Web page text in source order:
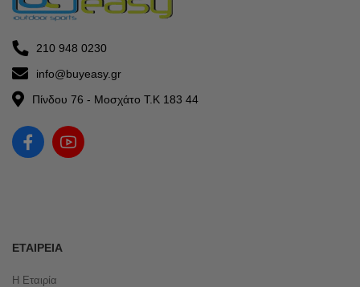
210 948 0230
info@buyeasy.gr
Πίνδου 76 - Μοσχάτο Τ.Κ 183 44
ΕΤΑΙΡΕΊΑ
Η Εταιρία